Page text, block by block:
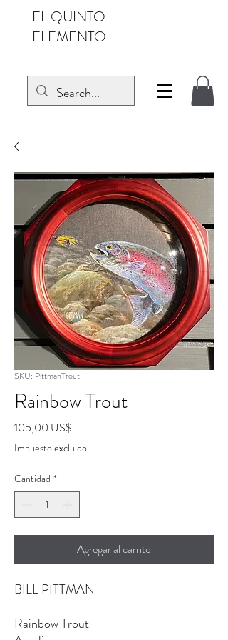
EL QUINTO
ELEMENTO
SKU: PittmanTrout
Rainbow Trout
105,00 US$
Impuesto excluido
Cantidad *
Agregar al carrito
BILL PITTMAN
Rainbow Trout